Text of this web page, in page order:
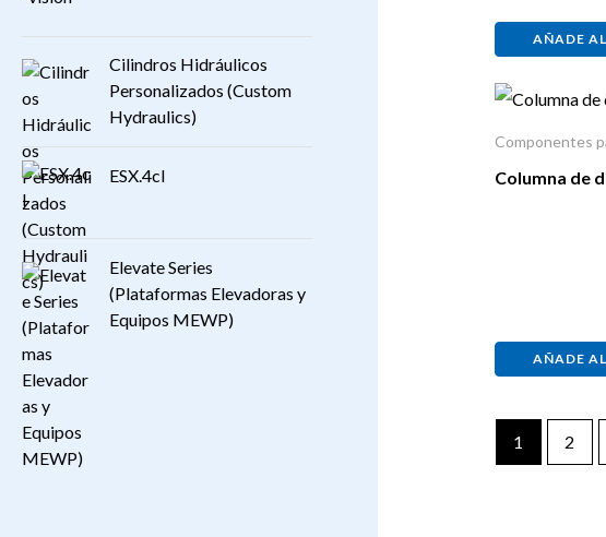
Cilindros Hidráulicos
Personalizados (Custom
Hydraulics)
ESX.4cl
Elevate Series
(Plataformas Elevadoras y
Equipos MEWP)
AÑADE
Componentes
Columna de
AÑADE
1 2